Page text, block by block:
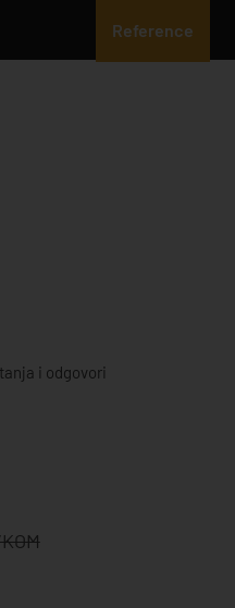
Reference
i odgovori